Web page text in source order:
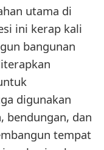
utama di
ini kerap kali
bangunan
digunakan
bendungan, dan
tempat